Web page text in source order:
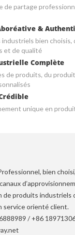
de partage
&
bien choisis,
et de qualité
Complète
de produits, du
unique en
bien
de produits industriels
service orienté client.
/ +86